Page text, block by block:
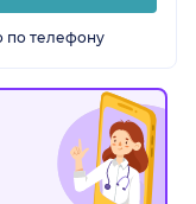
по телефону